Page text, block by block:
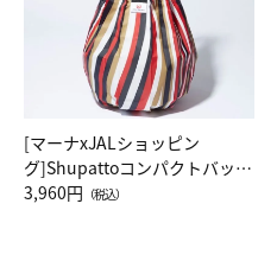
[マーナxJALショッピン
グ]Shupattoコンパクトバッグ
Drop JAL客室乗務員（LC）ス
3,960円 （税込）